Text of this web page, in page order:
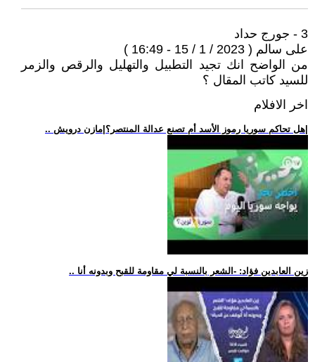
3 - جورج حداد
على سالم ( 2023 / 1 / 15 - 16:49 )
من الواضح انك تجيد التطبيل والتهليل والرقص والزمر
للسيد كاتب المقال ؟
اخر الافلام
.. زين العابدين فؤاد: -الشعر بالنسبة لي مقاومة للقبح وبدونه أنا